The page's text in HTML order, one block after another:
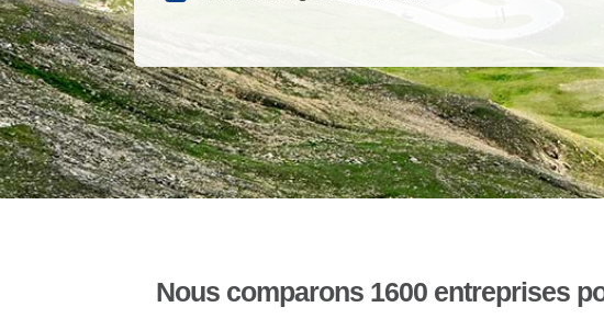
Nous comparons 1600 entreprises